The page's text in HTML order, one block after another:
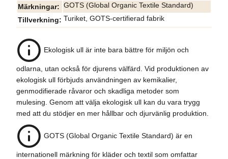
Märkningar
GOTS (Global Organic Textile Standard)
Tillverkning
Turiket, GOTS-certifierad fabrik
Ekologisk ull är inte bara bättre för miljön och
odlarna, utan också för djurens välfärd. Vid produktionen av
ekologisk ull förbjuds användningen av kemikalier,
genmodifierade råvaror och skadliga metoder som
mulesing. Genom att välja ekologisk ull kan du vara trygg
med att du stödjer en mer hållbar och djurvänlig produktion.
GOTS (Global Organic Textile Standard) är en
internationell märkning för kläder och textil som omfattar